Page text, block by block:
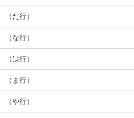
（た行）
（な行）
（は行）
（ま行）
（や行）